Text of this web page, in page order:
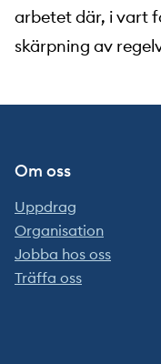
arbetet där, i vart
skärpning av
Om oss
Uppdrag
Organisation
Jobba hos oss
Träffa oss